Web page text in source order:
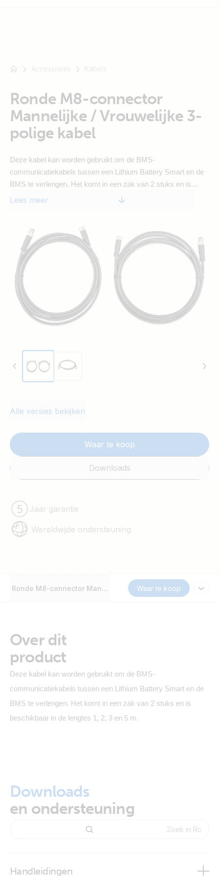
Bijvoorbeeld
Multiplus-
Orion
Accessoires Kabels
Ronde M8-connector
Mannelijke / Vrouwelijke 3-
polige kabel
Deze kabel kan worden gebruikt om de BMS-
communicatiekabels tussen een Lithium Battery Smart en de
BMS te verlengen. Het komt in een zak van 2 stuks en is
beschikbaar in de lengtes 1, 2, 3 en 5 m.
Lees meer
Alle versies bekijken
Waar te koop
Downloads
Jaar garantie
Wereldwijde ondersteuning
Ronde M8-connector Mannelijke / Vrouwelijke 3-polige
Waar te koop
Over dit
product
Deze kabel kan worden gebruikt om de BMS-
communicatiekabels tussen een Lithium Battery Smart en de
BMS te verlengen. Het komt in een zak van 2 stuks en is
beschikbaar in de lengtes 1, 2, 3 en 5 m.
Downloads
en ondersteuning
Handleidingen